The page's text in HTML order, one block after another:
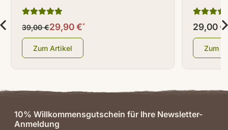
29,90 €*
39,00 €
Zum Artikel
29,00 €*
Zum
10% Willkommensgutschein für Ihre Newsletter-
Anmeldung